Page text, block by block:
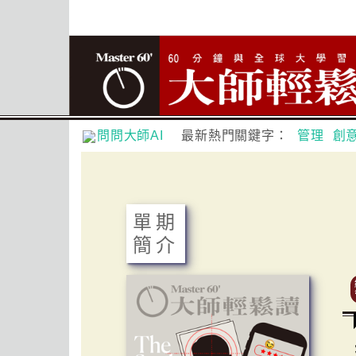
問問大師AI 最新熱門關鍵字： 管理 創
單期
簡介